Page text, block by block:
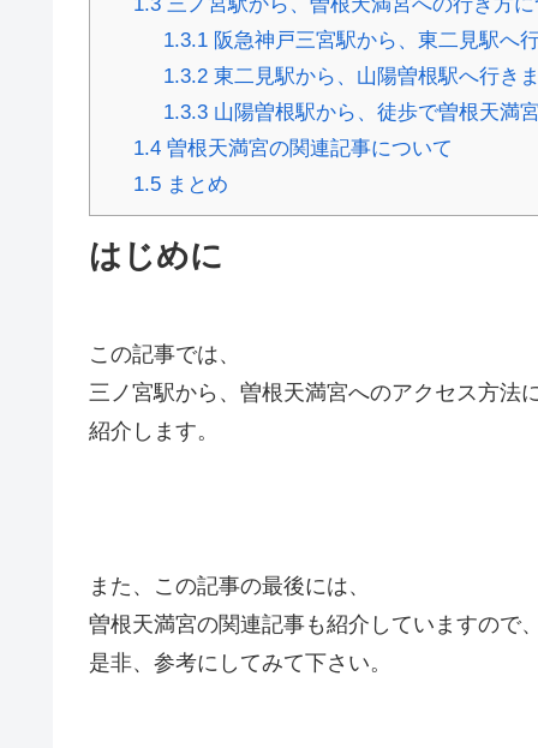
1.3三ノ宮駅から、曽根天満宮への行き方
1.3.1 阪急神戸三宮駅から、東二見駅へ
1.3.2 東二見駅から、山陽曽根駅へ行き
1.3.3 山陽曽根駅から、徒歩で曽根天満
1.4曽根天満宮の関連記事について
1.5まとめ
はじめに
この記事では、
三ノ宮駅から、曽根天満宮へのアクセス方法
紹介します。
また、この記事の最後には、
曽根天満宮の関連記事も紹介していますので、
是非、参考にしてみて下さい。